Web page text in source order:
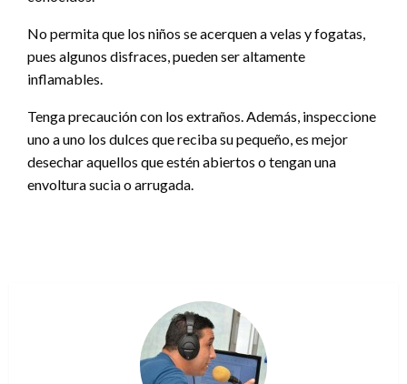
No permita que los niños se acerquen a velas y fogatas,
pues algunos disfraces, pueden ser altamente
inflamables.
Tenga precaución con los extraños. Además, inspeccione
uno a uno los dulces que reciba su pequeño, es mejor
desechar aquellos que estén abiertos o tengan una
envoltura sucia o arrugada.